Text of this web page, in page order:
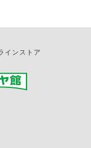
インストア